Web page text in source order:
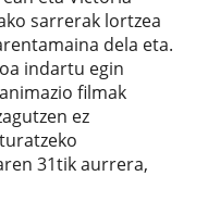
sarrerak lortzea
dela eta.
indartu egin
filmak
ez
31tik aurrera,